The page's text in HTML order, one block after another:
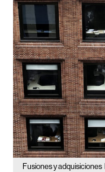
Fusiones y adquisiciones